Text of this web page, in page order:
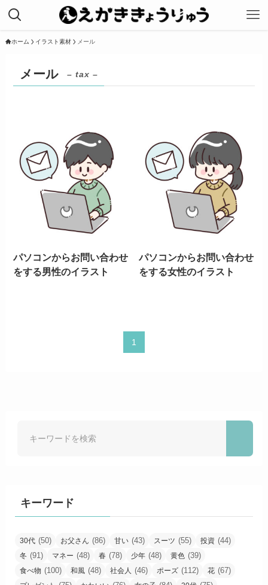
ホーム イラスト素材 メール
メール – tax –
パソコンからお問い合わせ
をする男性のイラスト
パソコンからお問い合わせ
をする女性のイラスト
1
キーワード
30代 (50) お父さん (86) 甘い (43) スーツ (55) 投資 (44)
冬 (91) マネー (48) 春 (78) 少年 (48) 黄色 (39)
食べ物 (100) 和風 (48) 社会人 (46) ポーズ (112) 花 (67)